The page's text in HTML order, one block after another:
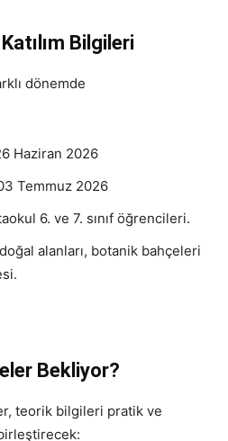
Bilgileri
dönemde
Haziran 2026
Temmuz 2026
6. ve 7. sınıf öğrencileri.
alanları, botanik bahçeleri
Bekliyor?
teorik bilgileri pratik ve